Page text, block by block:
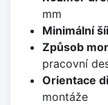
mm
Minimální
Způsob
pracovní
Orientace
montáže